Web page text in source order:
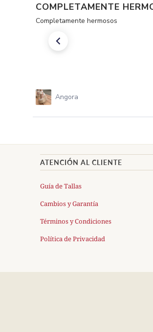
COMPLETAMENTE
Completamente hermosos
Angora
ATENCIÓN AL CLIENTE
Guía de Tallas
Cambios y Garantía
Términos y Condiciones
Política de Privacidad